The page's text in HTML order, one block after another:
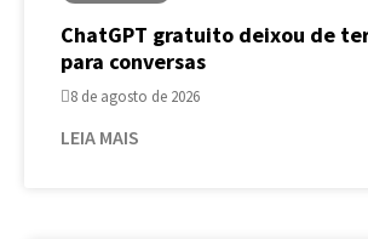
ChatGPT gratuito deixou de
para conversas
8 de agosto de 2026
LEIA MAIS